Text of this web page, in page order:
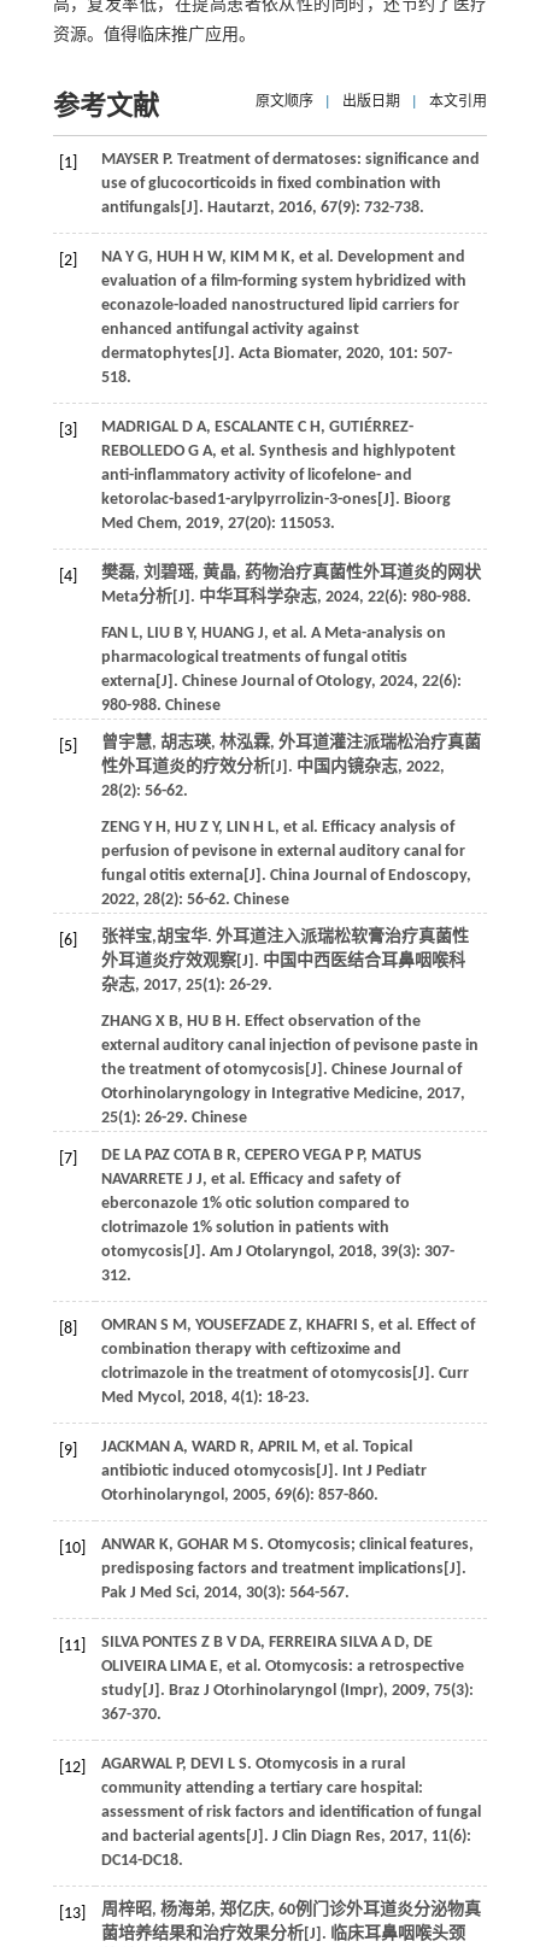
高，复发率低，在提高患者依从性的同时，还节约了医疗
资源。值得临床推广应用。
参考文献 原文顺序 出版日期 本文引用
[1] MAYSER P. Treatment of dermatoses: significance and
use of glucocorticoids in fixed combination with
antifungals[J]. Hautarzt, 2016, 67(9): 732-738.
[2] NA Y G, HUH H W, KIM M K, et al. Development and
evaluation of a film-forming system hybridized with
econazole-loaded nanostructured lipid carriers for
enhanced antifungal activity against
dermatophytes[J]. Acta Biomater, 2020, 101: 507-
518.
[3] MADRIGAL D A, ESCALANTE C H , GUTIÉRREZ-
REBOLLEDO G A, et al. Synthesis and highlypotent
anti-inflammatory activity of licofelone- and
ketorolac-based1-arylpyrrolizin-3-ones[J]. Bioorg
Med Chem, 2019, 27(20): 115053.
[4]
樊磊, 刘碧瑶, 黄晶, 药物治疗真菌性外耳道炎的网状
Meta分析[J]. 中华耳科学杂志, 2024, 22(6): 980-988.
FAN L, LIU B Y, HUANG J, et al. A Meta-analysis on
pharmacological treatments of fungal otitis
externa[J]. Chinese Journal of Otology, 2024, 22(6):
980-988. Chinese
[5]
曾宇慧, 胡志瑛, 林泓霖, 外耳道灌注派瑞松治疗真菌
性外耳道炎的疗效分析[J]. 中国内镜杂志, 2022,
28(2): 56-62.
ZENG Y H , HU Z Y, LIN H L, et al. Efficacy analysis of
perfusion of pevisone in external auditory canal for
fungal otitis externa[J]. China Journal of Endoscopy,
2022, 28(2): 56-62. Chinese
[6]
张祥宝,胡宝华. 外耳道注入派瑞松软膏治疗真菌性
外耳道炎疗效观察[J]. 中国中西医结合耳鼻咽喉科
杂志, 2017, 25(1): 26-29.
ZHANG X B, HU B H . Effect observation of the
external auditory canal injection of pevisone paste in
the treatment of otomycosis[J]. Chinese Journal of
Otorhinolaryngology in Integrative Medicine, 2017,
25(1): 26-29. Chinese
[7] DE LA PAZ COTA B R, CEPERO VEGA P P, MATUS
NAVARRETE J J, et al. Efficacy and safety of
eberconazole 1% otic solution compared to
clotrimazole 1% solution in patients with
otomycosis[J]. Am J Otolaryngol , 2018, 39(3): 307-
312.
[8] OMRAN S M , YOUSEFZADE Z, KHAFRI S, et al. Effect of
combination therapy with ceftizoxime and
clotrimazole in the treatment of otomycosis[J]. Curr
Med Mycol , 2018, 4(1): 18-23.
[9] JACKMAN A, WARD R, APRIL M , et al. Topical
antibiotic induced otomycosis[J]. Int J Pediatr
Otorhinolaryngol , 2005, 69(6): 857-860.
[10] ANWAR K, GOHAR M S. Otomycosis; clinical features,
predisposing factors and treatment implications[J].
Pak J Med Sci, 2014, 30(3): 564-567.
[11] SILVA PONTES Z B V DA, FERREIRA SILVA A D, DE
OLIVEIRA LIMA E, et al. Otomycosis: a retrospective
study[J]. Braz J Otorhinolaryngol (Impr), 2009, 75(3):
367-370.
[12] AGARWAL P, DEVI L S. Otomycosis in a rural
community attending a tertiary care hospital:
assessment of risk factors and identification of fungal
and bacterial agents[J]. J Clin Diagn Res, 2017, 11(6):
DC14-DC18.
[13]
周梓昭, 杨海弟, 郑亿庆, 60例门诊外耳道炎分泌物真
菌培养结果和治疗效果分析[J]. 临床耳鼻咽喉头颈